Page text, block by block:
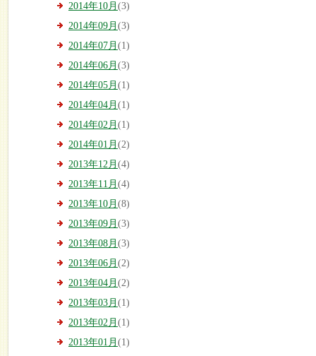
2014年10月 (3)
2014年09月 (3)
2014年07月 (1)
2014年06月 (3)
2014年05月 (1)
2014年04月 (1)
2014年02月 (1)
2014年01月 (2)
2013年12月 (4)
2013年11月 (4)
2013年10月 (8)
2013年09月 (3)
2013年08月 (3)
2013年06月 (2)
2013年04月 (2)
2013年03月 (1)
2013年02月 (1)
2013年01月 (1)